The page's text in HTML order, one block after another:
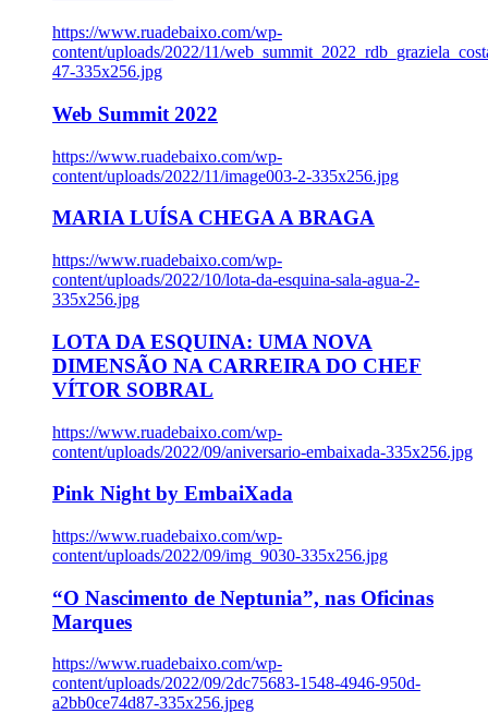
https://www.ruadebaixo.com/wp-
content/uploads/2022/11/
47-335x256.jpg
Web Summit 2022
https://www.ruadebaixo.com/wp-
content/uploads/2022/11/image003-2-335x256.jpg
MARIA LUÍSA CHEGA A BRAGA
https://www.ruadebaixo.com/wp-
content/uploads/2022/10/lota-da-esquina-sala-agua-2-
335x256.jpg
LOTA DA ESQUINA: UMA NOVA
DIMENSÃO NA CARREIRA DO CHEF
VÍTOR SOBRAL
https://www.ruadebaixo.com/wp-
content/uploads/2022/09/aniversario-embaixada-335x256.jpg
Pink Night by EmbaiXada
https://www.ruadebaixo.com/wp-
content/uploads/2022/09/img_9030-335x256.jpg
“O Nascimento de Neptunia”, nas Oficinas
Marques
https://www.ruadebaixo.com/wp-
content/uploads/2022/09/2dc75683-1548-4946-950d-
a2bb0ce74d87-335x256.jpeg